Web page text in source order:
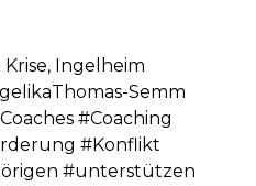
Ingelheim
Semm
#Coaching
#Konflikt
#unterstützen